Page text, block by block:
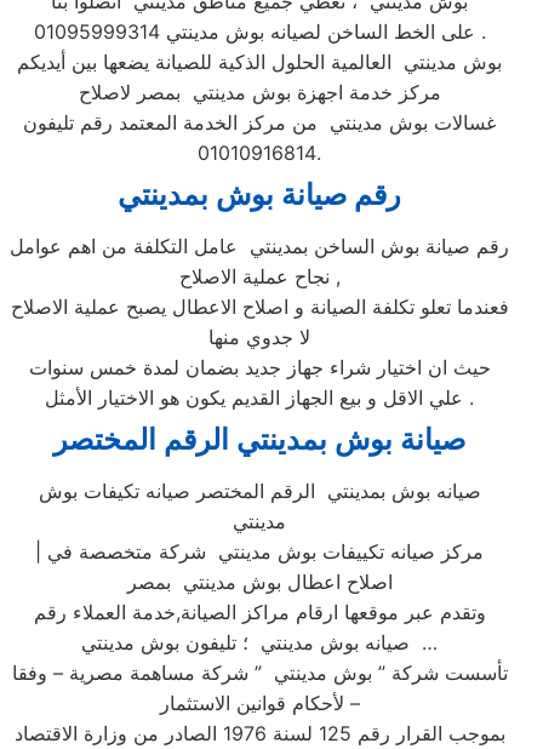
على الخط الساخن لصيانه بوش مدينتي 01095999314 .
بوش مدينتي العالمية الحلول الذكية للصيانة يضعها بين أيديكم
مركز خدمة اجهزة بوش مدينتي بمصر لاصلاح
غسالات بوش مدينتي من مركز الخدمة المعتمد رقم تليفون
01010916814.
رقم صيانة بوش بمدينتي
رقم صيانة بوش الساخن بمدينتي عامل التكلفة من اهم عوامل
نجاح عملية الاصلاح ,
فعندما تعلو تكلفة الصيانة و اصلاح الاعطال يصبح عملية الاصلاح
لا جدوي منها
حيث ان اختيار شراء جهاز جديد بضمان لمدة خمس سنوات
علي الاقل و بيع الجهاز القديم يكون هو الاختيار الأمثل .
صيانة بوش بمدينتي الرقم المختصر
صيانه بوش بمدينتي الرقم المختصر صيانه تكيفات بوش
مدينتي
اصلاح اعطال بوش مدينتي بمصر
وتقدم عبر موقعها ارقام مراكز الصيانة,خدمة العملاء رقم
صيانه بوش مدينتي ؛ تليفون بوش مدينتي …
تأسست شركة ” بوش مدينتي ” شركة مساهمة مصرية – وفقا
لأحكام قوانين الاستثمار –
بموجب القرار رقم 125 لسنة 1976 الصادر من وزارة الاقتصاد